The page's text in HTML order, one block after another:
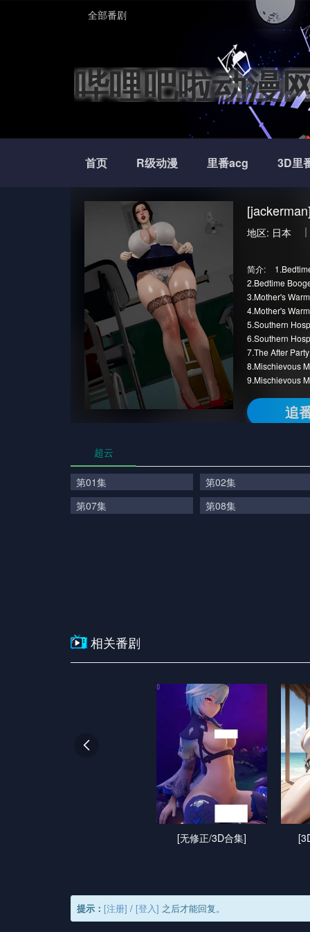
全部番剧
哔哩吧啦动漫
首页 R级动漫 里番acg 3D里
地区: 日本
简介:
2.Bedtime
3.Mother's
4.Mother's
5.Southern
6.Southern
7.The After
8.Mischievous
9.Mischievous
追
超云
第01集
第02集
第07集
第08集
相关番剧
[无修正/3D合集]

提示： [注册] / [登入] 之后才能回复。